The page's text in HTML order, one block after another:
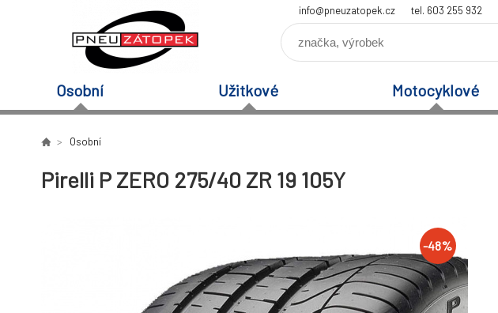
info@pneuzatopek.cz tel. 603 255 932
Osobní Užitkové Motocyklové
Osobní
Pirelli P ZERO 275/40 ZR 19 105Y
-48%